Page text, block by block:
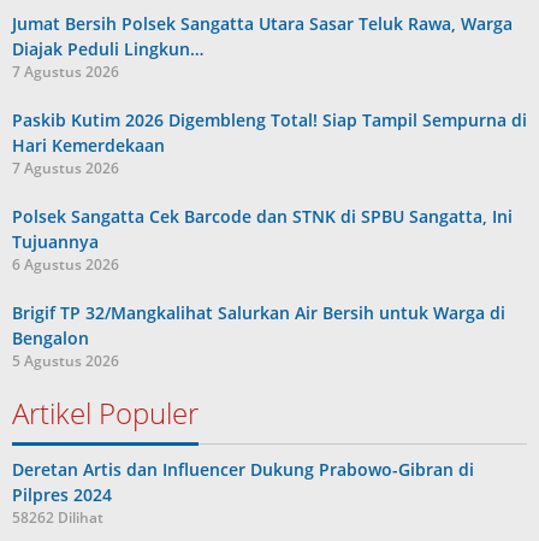
Jumat Bersih Polsek Sangatta Utara Sasar Teluk Rawa, Warga
Diajak Peduli Lingkun…
7 Agustus 2026
Paskib Kutim 2026 Digembleng Total! Siap Tampil Sempurna di
Hari Kemerdekaan
7 Agustus 2026
Polsek Sangatta Cek Barcode dan STNK di SPBU Sangatta, Ini
Tujuannya
6 Agustus 2026
Brigif TP 32/Mangkalihat Salurkan Air Bersih untuk Warga di
Bengalon
5 Agustus 2026
Artikel Populer
Deretan Artis dan Influencer Dukung Prabowo-Gibran di
Pilpres 2024
58262 Dilihat